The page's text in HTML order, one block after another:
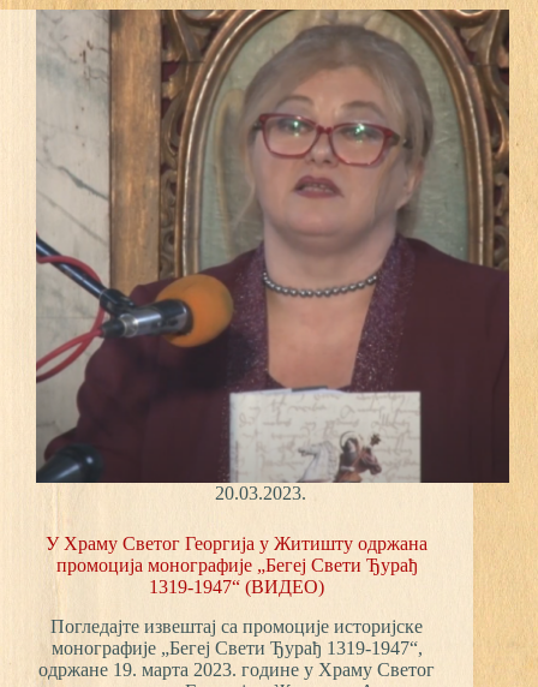
„БЕГЕЈ
СВЕТИ
ЂУРАЂ
1319–
1947”
20.03.2023.
У Храму Светог Георгија у Житишту одржана
промоција монографије „Бегеј Свети Ђурађ
1319-1947“ (ВИДЕО)
Погледајте извештај са промоције историјске
монографије „Бегеј Свети Ђурађ 1319-1947“,
одржане 19. марта 2023. године у Храму Светог